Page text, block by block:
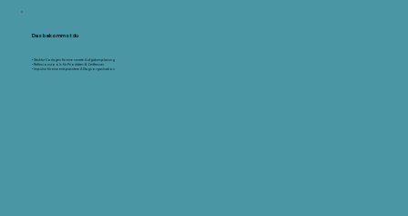
Das bekommst du
• Struktur-Vorlagen für eine smarte Aufgabenplanung
• Reflexionstools für Prioritäten & Zeitfresser
• Impulse für eine entspanntere Alltagsorganisation